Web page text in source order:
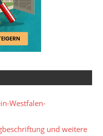
Westfalen-
und weitere